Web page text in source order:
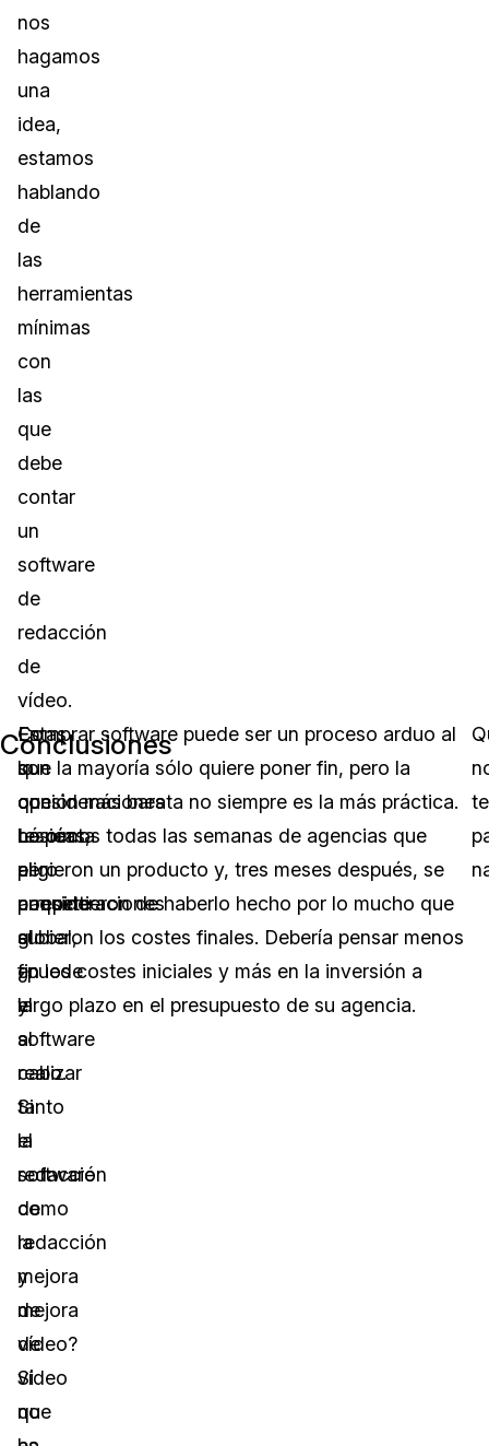
nos
hagamos
una
idea,
estamos
hablando
de
las
herramientas
mínimas
con
las
que
debe
contar
un
software
de
redacción
de
vídeo.
Conclusiones
Estas
son
consideraciones
básicas,
pero
consideraciones
al
fin
y
al
cabo.
Si
el
software
de
redacción
y
mejora
de
vídeo
que
En
lo
que
respecta
al
paquete
global,
¿puede
el
software
realizar
tanto
la
redacción
como
la
mejora
de
vídeo?
Si
no
Comprar software puede ser un proceso arduo al
que la mayoría sólo quiere poner fin, pero la
opción más barata no siempre es la más práctica.
Lo oímos todas las semanas de agencias que
eligieron un producto y, tres meses después, se
arrepintieron de haberlo hecho por lo mucho que
subieron los costes finales. Debería pensar menos
en los costes iniciales y más en la inversión a
largo plazo en el presupuesto de su agencia.
te